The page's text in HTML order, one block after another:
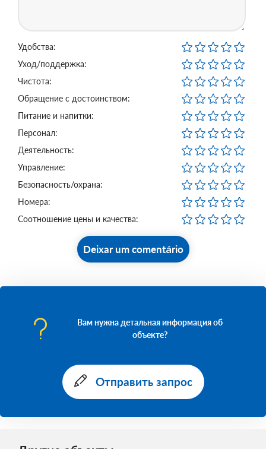
Удобства:
Уход/поддержка:
Чистота:
Обращение с достоинством:
Питание и напитки:
Персонал:
Деятельность:
Управление:
Безопасность/охрана:
Номера:
Соотношение цены и качества:
Deixar um comentário
Вам нужна детальная информация об
объекте?
Отправить запрос